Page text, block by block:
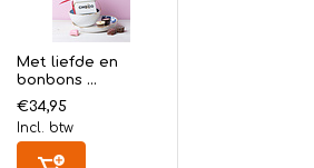
Met liefde en
bonbons ...
€34,95
Incl. btw